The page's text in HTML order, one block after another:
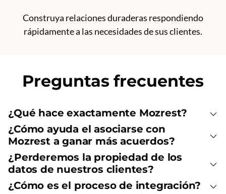
Construya relaciones duraderas respondiendo
rápidamente a las necesidades de sus clientes.
Preguntas frecuentes
¿Qué hace exactamente Mozrest?
¿Cómo ayuda el asociarse con
Mozrest a ganar más acuerdos?
¿Perderemos la propiedad de los
datos de nuestros clientes?
¿Cómo es el proceso de integración?